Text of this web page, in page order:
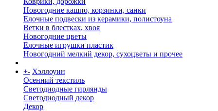
Новогодние кашпо, корзинки, санки
Елочные подвески из керамики, полистоуна
Ветки в блестках, хвоя
Новогодние цветы
Елочные игрушки пластик
Новогодний мелкий декор, сухоцветы и прочее
+- Хэллоуин
Осенний текстиль
Светодиодные гирлянды
Светодиодный декор
Декор